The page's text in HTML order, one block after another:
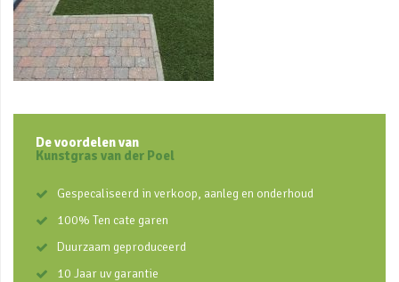
De voordelen van
Kunstgras van der Poel
Gespecaliseerd in verkoop, aanleg en onderhoud
100% Ten cate garen
Duurzaam geproduceerd
10 Jaar uv garantie